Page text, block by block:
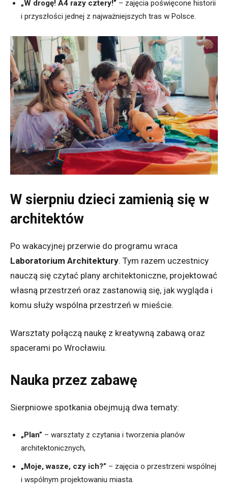
„W drogę! A4 razy cztery!” – zajęcia poświęcone historii
i przyszłości jednej z najważniejszych tras w Polsce.
W sierpniu dzieci zamienią się w
architektów
Po wakacyjnej przerwie do programu wraca
Laboratorium Architektury. Tym razem uczestnicy
nauczą się czytać plany architektoniczne, projektować
własną przestrzeń oraz zastanowią się, jak wygląda i
komu służy wspólna przestrzeń w mieście.
Warsztaty połączą naukę z kreatywną zabawą oraz
spacerami po Wrocławiu.
Nauka przez zabawę
Sierpniowe spotkania obejmują dwa tematy:
„Plan” – warsztaty z czytania i tworzenia planów
architektonicznych,
„Moje, wasze, czy ich?” – zajęcia o przestrzeni wspólnej
i wspólnym projektowaniu miasta.